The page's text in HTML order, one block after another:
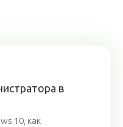
в
10, как